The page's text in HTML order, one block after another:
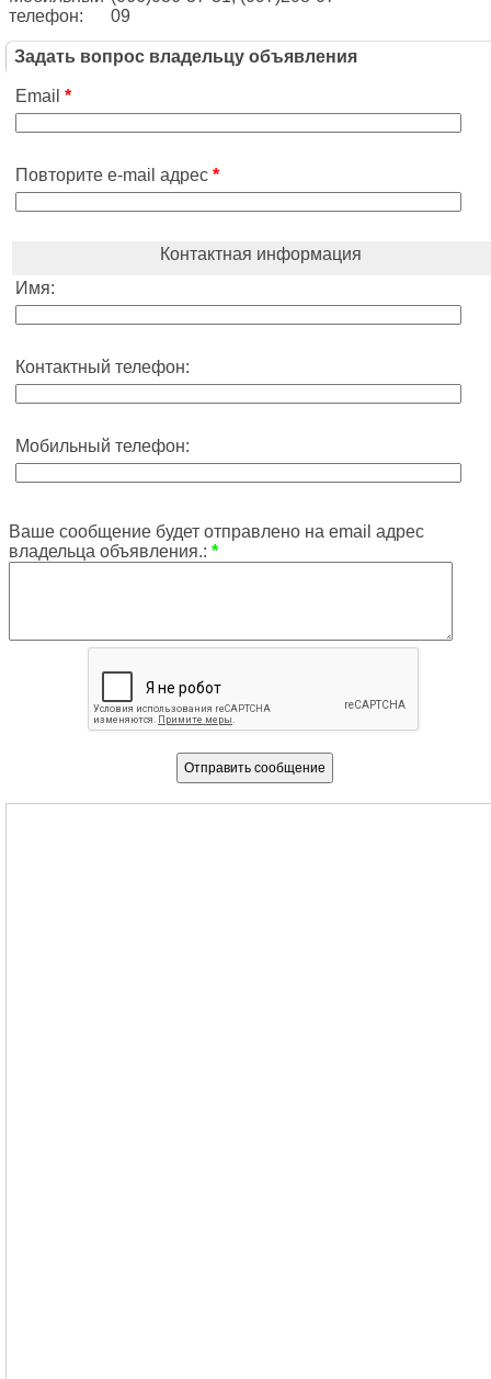
телефон:
09
Задать вопрос владельцу объявления
Email *
Повторите e-mail адрес *
Контактная информация
Имя:
Контактный телефон:
Мобильный телефон:
Ваше сообщение будет отправлено на email адрес
владельца объявления.: *